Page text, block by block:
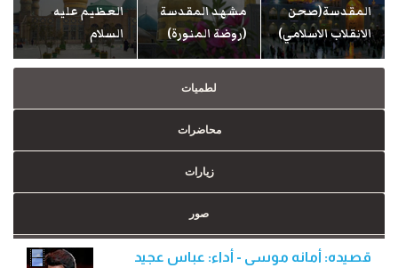
المقدسة(صحن
الانقلاب الاسلامي)
مشهد المقدسة
(روضة المنورة)
العظيم علیه
السلام
لطميات
محاضرات
زيارات
صور
قصيده: أمانه موسى - أداء: عباس عجيد